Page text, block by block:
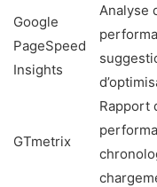
Google
PageSpeed
Insights
Analyse
GTmetrix
Rapport